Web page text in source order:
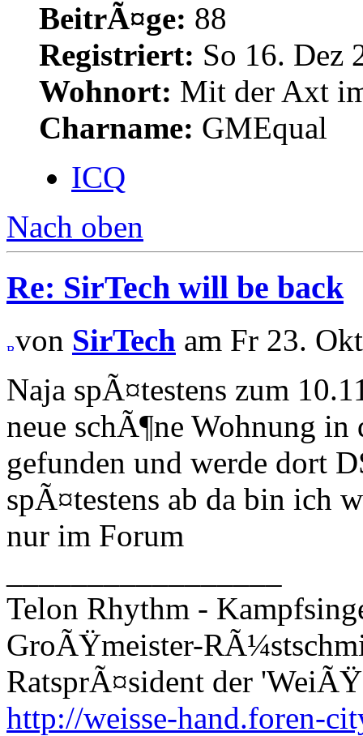
BeitrÃ¤ge: 88
Registriert: So 16. Dez
Wohnort: Mit der Axt
Charname: GMEqual
ICQ
Nach oben
Re: SirTech will be back
von SirTech am Fr 23.
Naja spÃ¤testens zum
neue schÃ¶ne Wohnung
gefunden und werde dort
spÃ¤testens ab da bin ich
nur im Forum
Telon Rhythm -
GroÃŸmeister-
RatsprÃ¤sident der
http://weisse-hand.foren-